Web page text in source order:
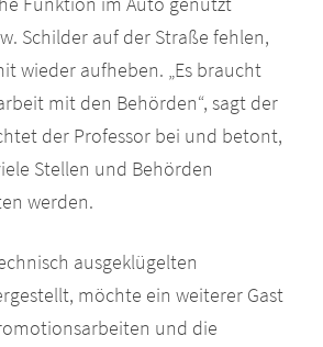
Schilder auf der Straße fehlen,
wieder aufheben. „Es braucht
mit den Behörden“, sagt der
der Professor bei und betont,
Stellen und Behörden
werden.
ausgeklügelten
möchte ein weiterer Gast
und die